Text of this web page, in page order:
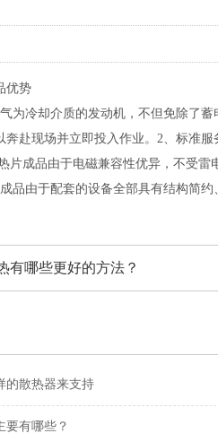
优势
为冷却介质的发动机，不但免除了
奔赴现场并立即投入作业。2、标准
片成品由于电磁兼容性优异，不受雷
品由于配套的设备全部具有结构简
有哪些更好的方法？
的散热器来支持
要有哪些？